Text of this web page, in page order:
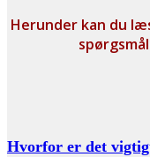
Herunder kan du
Hvorfor er det